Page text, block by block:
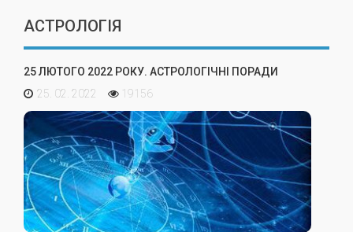
АСТРОЛОГІЯ
25 ЛЮТОГО 2022 РОКУ. АСТРОЛОГІЧНІ ПОРАДИ
25. 02. 2022
19156